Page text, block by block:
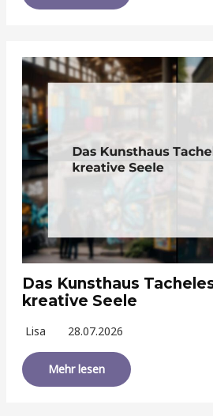
Das Kunsthaus
kreative Seele
Lisa 28.07.2026
Mehr lesen